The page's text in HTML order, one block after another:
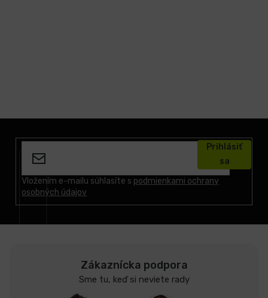
Vložením e-mailu súhlasíte s podmienkami ochrany
osobných údajov
Prihlásiť
sa
Zákaznícka podpora
Sme tu, keď si neviete rady